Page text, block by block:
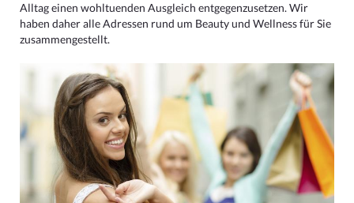
Alltag einen wohltuenden Ausgleich entgegenzusetzen. Wir
haben daher alle Adressen rund um Beauty und Wellness für Sie
zusammengestellt.